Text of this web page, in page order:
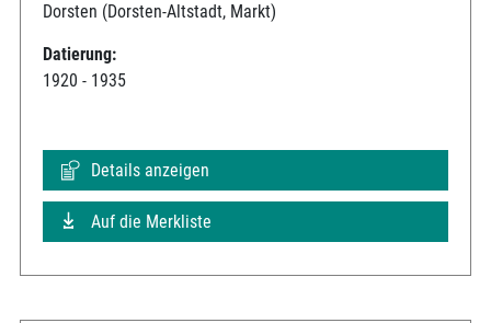
Dorsten (Dorsten-Altstadt, Markt)
Datierung:
1920 - 1935
Details anzeigen
Auf die Merkliste